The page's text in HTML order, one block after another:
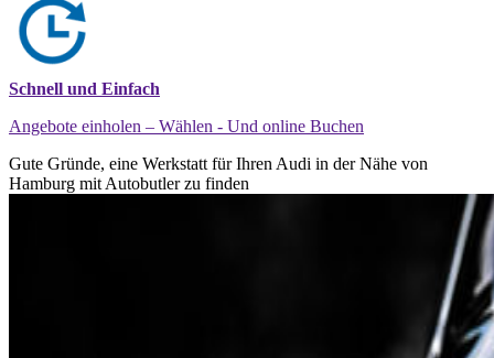
Schnell und Einfach
Angebote einholen – Wählen - Und online Buchen
Gute Gründe, eine Werkstatt für Ihren Audi in der Nähe von
Hamburg mit Autobutler zu finden